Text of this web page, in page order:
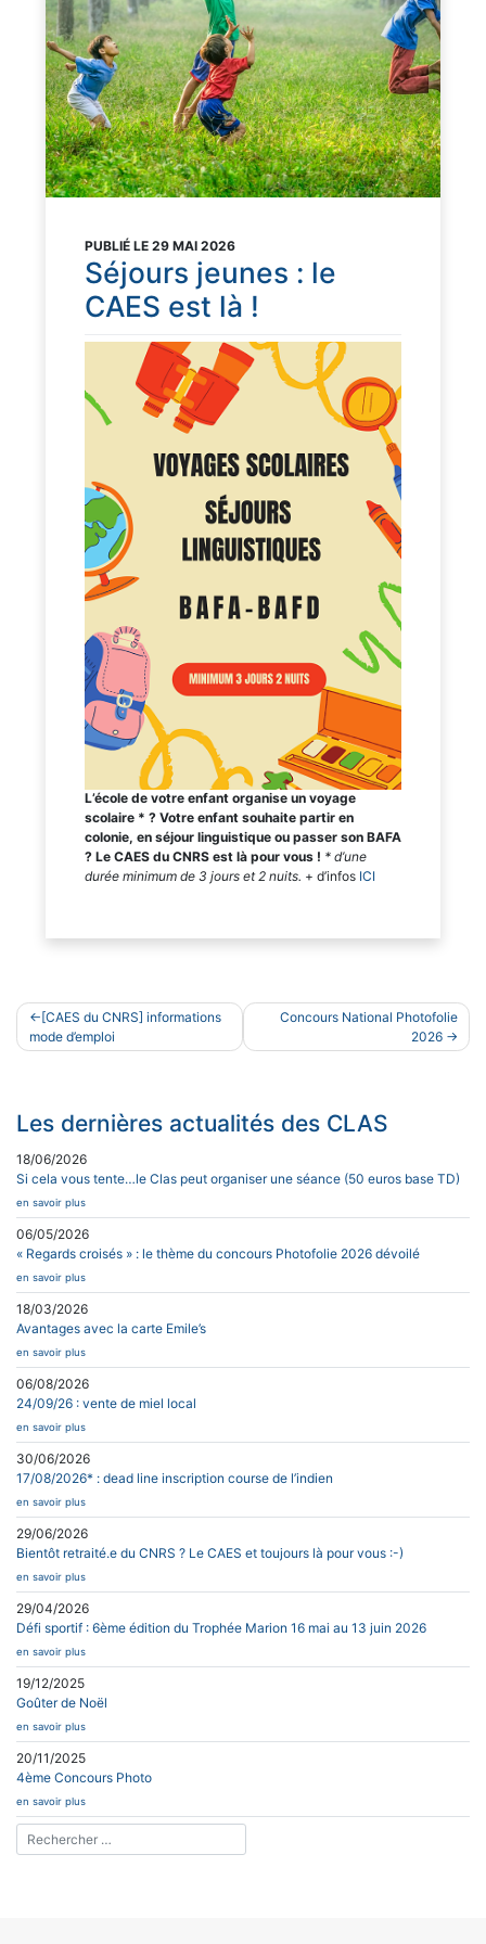
PUBLIÉ LE 29 MAI 2026
Séjours jeunes : le
CAES est là !
L’école de votre enfant organise un voyage
scolaire * ? Votre enfant souhaite partir en
colonie, en séjour linguistique ou passer son BAFA
? Le CAES du CNRS est là pour vous ! * d’une
durée minimum de 3 jours et 2 nuits. + d’infos ICI
Navigation
de
[CAES du CNRS] informations
mode d’emploi
Concours National Photofolie
2026
Les dernières actualités des CLAS
18/06/2026
Si cela vous tente…le Clas peut organiser une séance (50 euros base TD)
en savoir plus
06/05/2026
« Regards croisés » : le thème du concours Photofolie 2026 dévoilé
en savoir plus
18/03/2026
Avantages avec la carte Emile’s
en savoir plus
06/08/2026
24/09/26 : vente de miel local
en savoir plus
30/06/2026
17/08/2026* : dead line inscription course de l’indien
en savoir plus
29/06/2026
Bientôt retraité.e du CNRS ? Le CAES et toujours là pour vous :-)
en savoir plus
29/04/2026
Défi sportif : 6ème édition du Trophée Marion 16 mai au 13 juin 2026
en savoir plus
19/12/2025
Goûter de Noël
en savoir plus
20/11/2025
4ème Concours Photo
en savoir plus